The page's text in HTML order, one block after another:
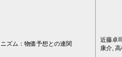
ズム：物価予想との連関
近藤卓
康介,